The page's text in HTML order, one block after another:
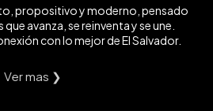
propositivo y moderno, pensado
avanza, se reinventa y se une.
con lo mejor de El Salvador.
Ver mas ❯